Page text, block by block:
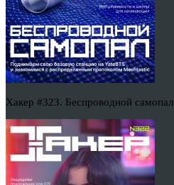
Хакер #323. Беспроводной самопал